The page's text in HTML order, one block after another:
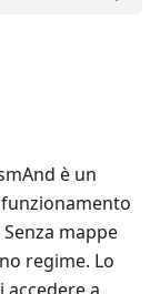
è un
mappe
regime. Lo